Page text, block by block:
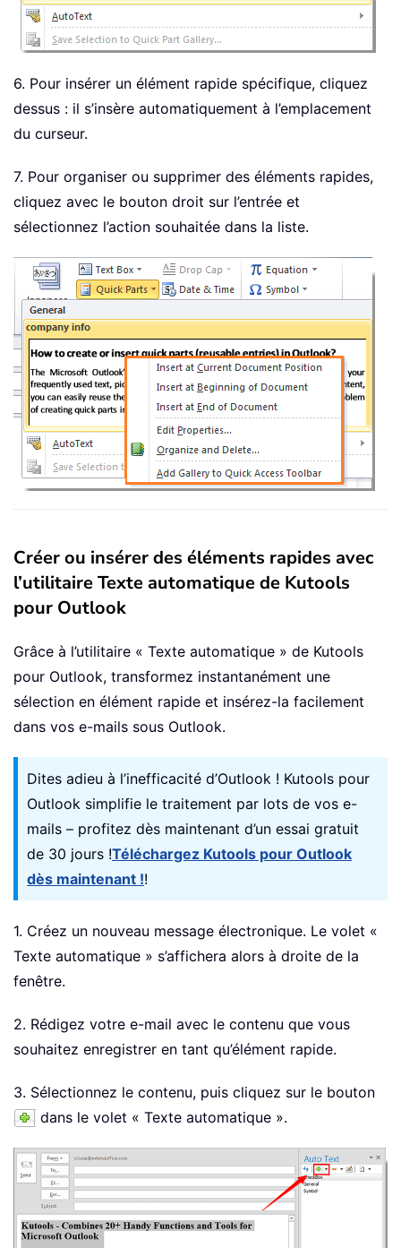
6. Pour insérer un élément rapide spécifique, cliquez
dessus : il s’insère automatiquement à l’emplacement
du curseur.
7. Pour organiser ou supprimer des éléments rapides,
cliquez avec le bouton droit sur l’entrée et
sélectionnez l’action souhaitée dans la liste.
Créer ou insérer des éléments rapides avec
l’utilitaire Texte automatique de Kutools
pour Outlook
Grâce à l’utilitaire « Texte automatique » de Kutools
pour Outlook, transformez instantanément une
sélection en élément rapide et insérez-la facilement
dans vos e-mails sous Outlook.
Dites adieu à l’inefficacité d’Outlook ! Kutools pour
Outlook simplifie le traitement par lots de vos e-
mails – profitez dès maintenant d’un essai gratuit
de 30 jours !Téléchargez Kutools pour Outlook
dès maintenant !!
1. Créez un nouveau message électronique. Le volet «
Texte automatique » s’affichera alors à droite de la
fenêtre.
2. Rédigez votre e-mail avec le contenu que vous
souhaitez enregistrer en tant qu’élément rapide.
3. Sélectionnez le contenu, puis cliquez sur le bouton
dans le volet « Texte automatique ».